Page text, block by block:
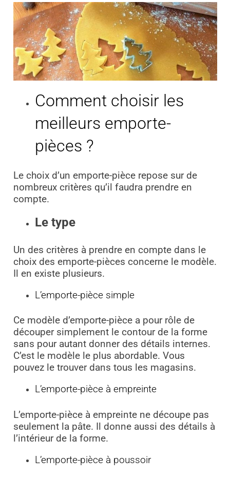
Comment choisir les
meilleurs emporte-
pièces ?
Le choix d’un emporte-pièce repose sur de
nombreux critères qu’il faudra prendre en
compte.
Le type
Un des critères à prendre en compte dans le
choix des emporte-pièces concerne le modèle.
Il en existe plusieurs.
L’emporte-pièce simple
Ce modèle d’emporte-pièce a pour rôle de
découper simplement le contour de la forme
sans pour autant donner des détails internes.
C’est le modèle le plus abordable. Vous
pouvez le trouver dans tous les magasins.
L’emporte-pièce à empreinte
L’emporte-pièce à empreinte ne découpe pas
seulement la pâte. Il donne aussi des détails à
l’intérieur de la forme.
L’emporte-pièce à poussoir